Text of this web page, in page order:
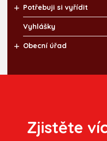
Potřebuji si vyřídit
Vyhlášky
Obecní úřad
Zjistěte